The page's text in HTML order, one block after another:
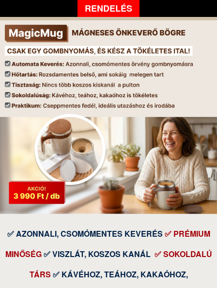
RENDELÉS
✅ AZONNALI, CSOMÓMENTES KEVERÉS ✅ PRÉMIUM
MINŐSÉG✅ VISZLÁT, KOSZOS KANÁL ✅ SOKOLDALÚ
TÁRS ✅ KÁVÉHOZ, TEÁHOZ, KAKAÓHOZ,